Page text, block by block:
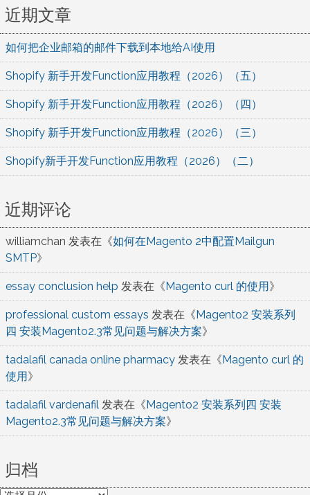
近期文章
如何把企业邮箱的邮件下载到本地给AI使用
Shopify 新手开发Function应用教程（2026）（五）
Shopify 新手开发Function应用教程（2026）（四）
Shopify 新手开发Function应用教程（2026）（三）
Shopify新手开发Function应用教程（2026）（二）
近期评论
williamchan 发表在《如何在Magento 2中配置Mailgun
SMTP》
essay conclusion help 发表在《Magento curl 的使用》
professional custom essays 发表在《Magento2 安装系列
四 安装Magento2.3常见问题与解决方案》
tadalafil canada online pharmacy 发表在《Magento curl 的
使用》
tadalafil vardenafil 发表在《Magento2 安装系列四 安装
Magento2.3常见问题与解决方案》
归档